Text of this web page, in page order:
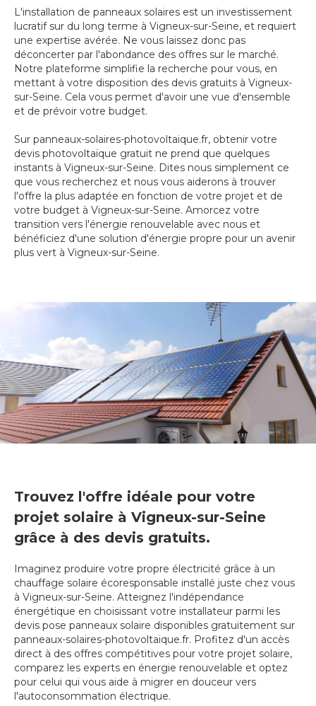
L'installation de panneaux solaires est un investissement
lucratif sur du long terme à Vigneux-sur-Seine, et requiert
une expertise avérée. Ne vous laissez donc pas
déconcerter par l'abondance des offres sur le marché.
Notre plateforme simplifie la recherche pour vous, en
mettant à votre disposition des devis gratuits à Vigneux-
sur-Seine. Cela vous permet d'avoir une vue d'ensemble
et de prévoir votre budget.
Sur panneaux-solaires-photovoltaique.fr, obtenir votre
devis photovoltaïque gratuit ne prend que quelques
instants à Vigneux-sur-Seine. Dites nous simplement ce
que vous recherchez et nous vous aiderons à trouver
l'offre la plus adaptée en fonction de votre projet et de
votre budget à Vigneux-sur-Seine. Amorcez votre
transition vers l'énergie renouvelable avec nous et
bénéficiez d'une solution d'énergie propre pour un avenir
plus vert à Vigneux-sur-Seine.
Trouvez l'offre idéale pour votre
projet solaire à Vigneux-sur-Seine
grâce à des devis gratuits.
Imaginez produire votre propre électricité grâce à un
chauffage solaire écoresponsable installé juste chez vous
à Vigneux-sur-Seine. Atteignez l'indépendance
énergétique en choisissant votre installateur parmi les
devis pose panneaux solaire disponibles gratuitement sur
panneaux-solaires-photovoltaique.fr. Profitez d'un accès
direct à des offres compétitives pour votre projet solaire,
comparez les experts en énergie renouvelable et optez
pour celui qui vous aide à migrer en douceur vers
l'autoconsommation électrique.